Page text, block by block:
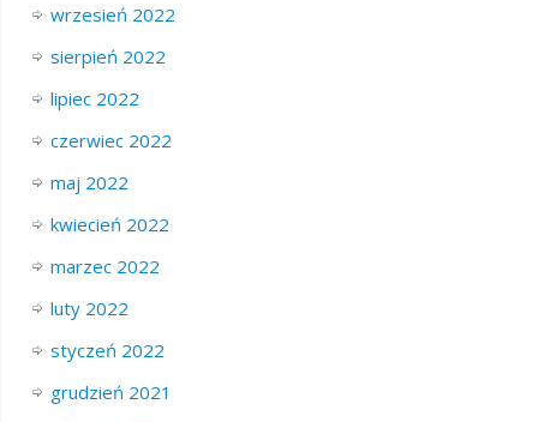
wrzesień 2022
sierpień 2022
lipiec 2022
czerwiec 2022
maj 2022
kwiecień 2022
marzec 2022
luty 2022
styczeń 2022
grudzień 2021